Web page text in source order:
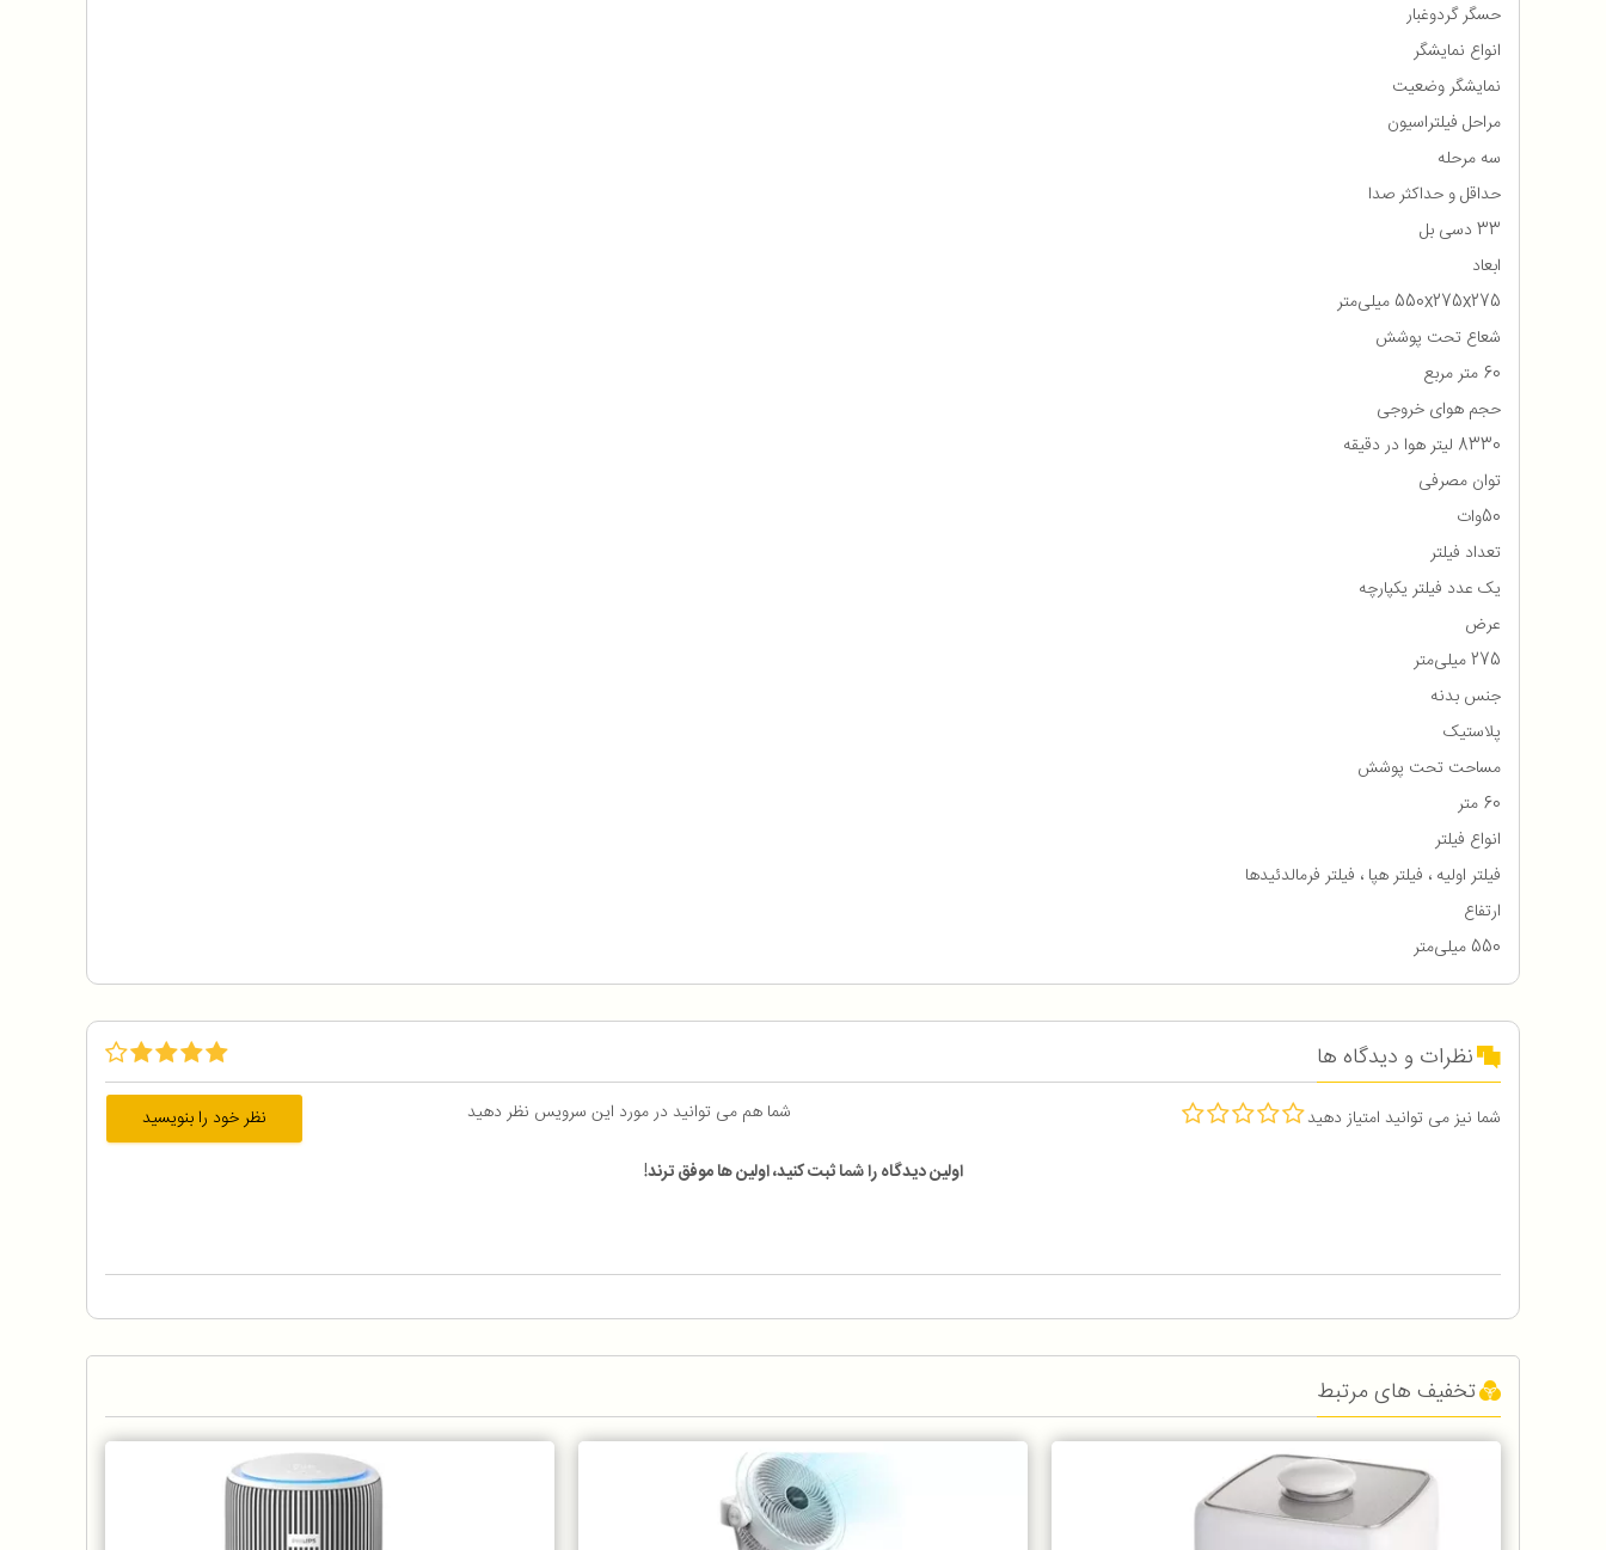
حسگر گردوغبار
انواع نمایشگر
نمایشگر وضعیت
مراحل فیلتراسیون
سه مرحله
حداقل و حداکثر صدا
33 دسی بل
ابعاد
550x275x275 میلی‌متر
شعاع تحت پوشش
60 متر مربع
حجم هوای خروجی
8330 لیتر هوا در دقیقه
توان مصرفی
50وات
تعداد فیلتر
یک عدد فیلتر یکپارچه
عرض
275 میلی‌متر
جنس بدنه
پلاستیک
مساحت تحت پوشش
60 متر
انواع فیلتر
فیلتر اولیه ، فیلتر هپا ، فیلتر فرمالدئیدها
ارتفاع
550 میلی‌متر
نظرات و دیدگاه ها
شما نیز می توانید امتیاز دهید شما هم می توانید در مورد این سرویس نظر دهید
نظر خود را بنویسید
اولین دیدگاه را شما ثبت کنید، اولین ها موفق ترند!
تخفیف های مرتبط